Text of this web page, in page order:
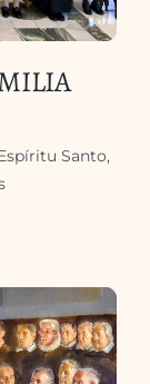
Santo,